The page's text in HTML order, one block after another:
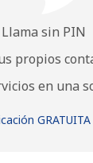
Llama sin PIN
propios
en una